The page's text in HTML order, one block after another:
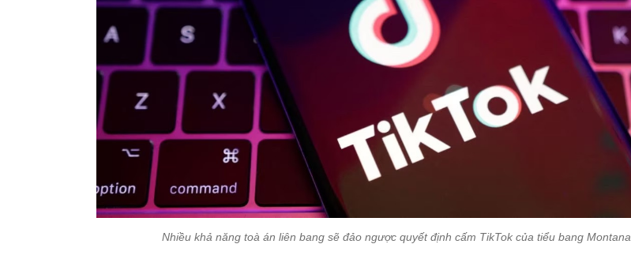
Nhiều khả năng toà án liên bang sẽ đảo ngược quyết định cấm TikTok của tiểu bang Montana